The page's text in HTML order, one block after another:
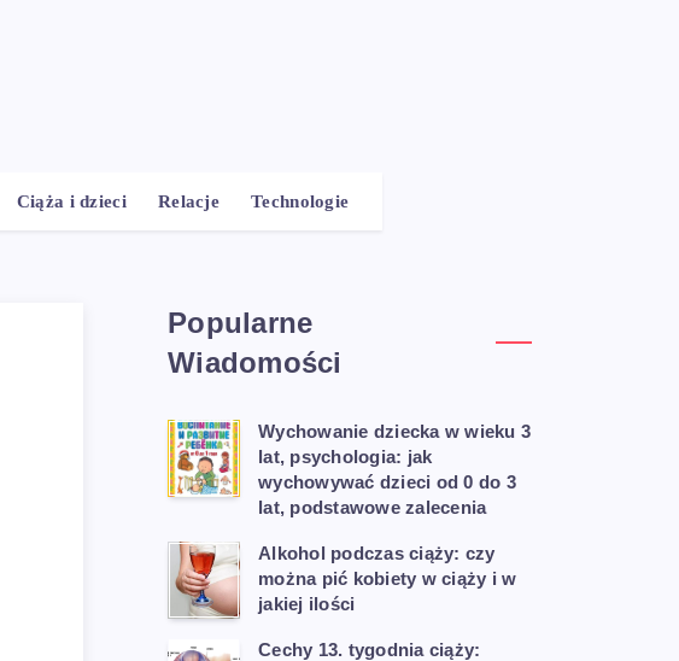
Ciąża i dzieci Relacje Technologie
Popularne
Wiadomości
Wychowanie dziecka w wieku 3
lat, psychologia: jak
wychowywać dzieci od 0 do 3
lat, podstawowe zalecenia
Alkohol podczas ciąży: czy
można pić kobiety w ciąży i w
jakiej ilości
Cechy 13. tygodnia ciąży: